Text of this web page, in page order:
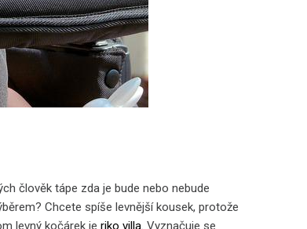
člověk tápe zda je bude nebo nebude
Chcete spíše levnější kousek, protože
levný kočárek jeriko villa . Vyznačuje se